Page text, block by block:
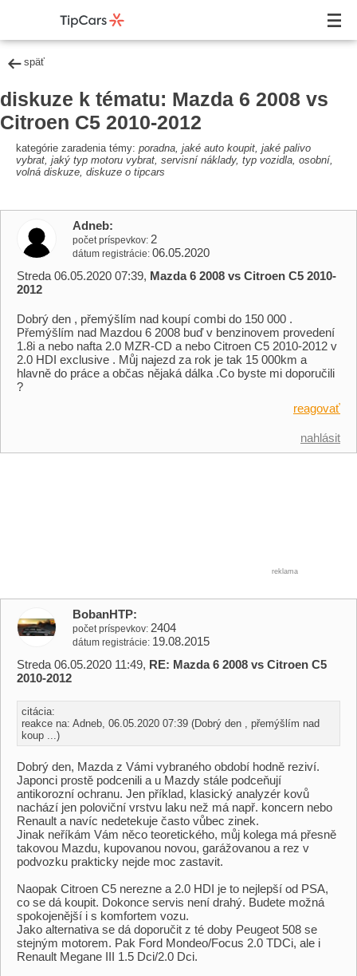
späť
diskuze k tématu: Mazda 6 2008 vs
Citroen C5 2010-2012
kategórie zaradenia témy: poradna, jaké auto koupit, jaké palivo
vybrat, jaký typ motoru vybrat, servisní náklady, typ vozidla, osobní,
volná diskuze, diskuze o tipcars
Adneb
počet príspevkov 2
dátum registrácie 06.05.2020
Streda 06.05.2020 07:39, Mazda 6 2008 vs Citroen C5 2010-
2012
Dobrý den , přemýšlím nad koupí combi do 150 000 .
Přemýšlím nad Mazdou 6 2008 buď v benzinovem provedení
1.8i a nebo nafta 2.0 MZR-CD a nebo Citroen C5 2010-2012 v
2.0 HDI exclusive . Můj najezd za rok je tak 15 000km a
hlavně do práce a občas nějaká dálka .Co byste mi doporučili
?
reagovať
nahlásit
reklama
BobanHTP
počet príspevkov 2404
dátum registrácie 19.08.2015
Streda 06.05.2020 11:49, RE: Mazda 6 2008 vs Citroen C5
2010-2012
citácia:
reakce na: Adneb, 06.05.2020 07:39 (Dobrý den , přemýšlím nad
koup ...)
Dobrý den, Mazda z Vámi vybraného období hodně reziví.
Japonci prostě podcenili a u Mazdy stále podceňují
antikorozní ochranu. Jen příklad, klasický analyzér kovů
nachází jen poloviční vrstvu laku než má např. koncern nebo
Renault a navíc nedetekuje často vůbec zinek.
Jinak neříkám Vám něco teoretického, můj kolega má přesně
takovou Mazdu, kupovanou novou, garážovanou a rez v
podvozku prakticky nejde moc zastavit.
Naopak Citroen C5 nerezne a 2.0 HDI je to nejlepší od PSA,
co se dá koupit. Dokonce servis není drahý. Budete možná
spokojenější i s komfortem vozu.
Jako alternativa se dá doporučit z té doby Peugeot 508 se
stejným motorem. Pak Ford Mondeo/Focus 2.0 TDCi, ale i
Renault Megane III 1.5 Dci/2.0 Dci.